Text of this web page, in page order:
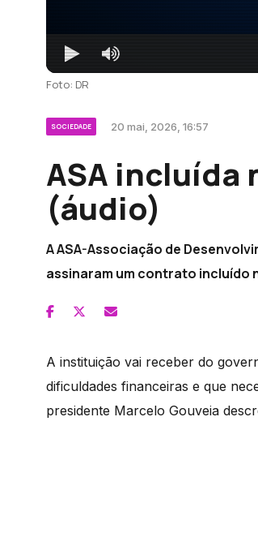
Foto: DR
SOCIEDADE 20 mai, 2026, 16:57
ASA incluída
(áudio)
A ASA-Associação de
assinaram um contrato incluído
A instituição vai receber do
dificuldades financeiras e que
presidente Marcelo Gouveia